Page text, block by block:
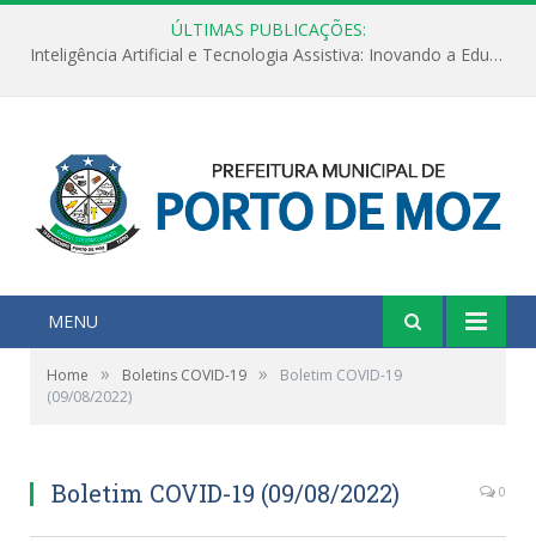
ÚLTIMAS PUBLICAÇÕES:
Inteligência Artificial e Tecnologia Assistiva: Inovando a Educação Especial e Inclusiva
MENU
Home » Boletins COVID-19 »
Boletim COVID-19
(09/08/2022)
Boletim COVID-19 (09/08/2022) 0